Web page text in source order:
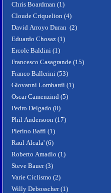
Chris Boardman (1)
Cloude Criquelion (4)
David Arroyo Duran (2)
Eduardo Chosaz (1)
Ercole Baldini (1)
Francesco Casagrande (15)
Franco Ballerini (53)
Giovanni Lombardi (1)
Oscar Camenzind (5)
Pedro Delgado (8)
Phil Andersoon (17)
Pierino Baffi (1)
Raul Alcala' (6)
Roberto Amadio (1)
Steve Bauer (3)
Varie Ciclismo (2)
Willy Debosscher (1)